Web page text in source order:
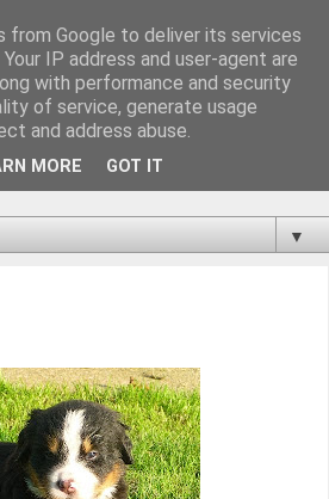
chemin susceptible de nous faire
vérité, utilisons la par des moyens
Le temps qu'on remplisse nos
▼
from Google to deliver its services
IP address and user-agent are
with performance and security
of service, generate usage
and address abuse.
MORE GOT IT